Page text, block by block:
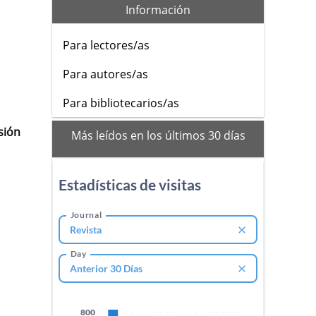
Información
Para lectores/as
Para autores/as
Para bibliotecarios/as
mas_vistos
Más leídos en los últimos 30 días